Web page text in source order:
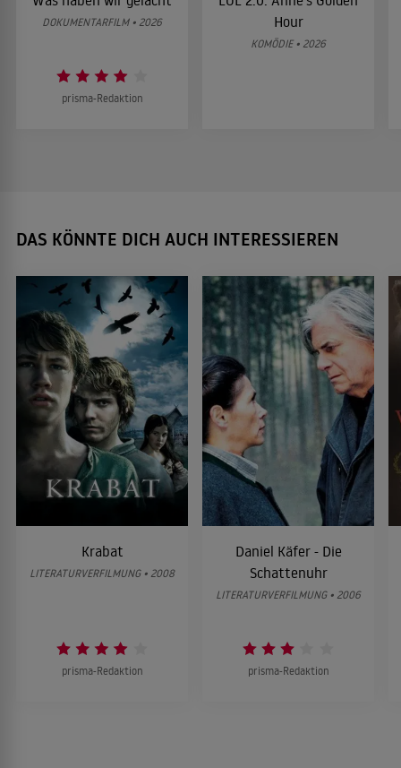
DOKUMENTARFILM • 2026
prisma-Redaktion
Hour
KOMÖDIE • 2026
DAS KÖNNTE DICH AUCH INTERESSIEREN
Krabat
LITERATURVERFILMUNG • 2008
prisma-Redaktion
Daniel Käfer - Die
Schattenuhr
LITERATURVERFILMUNG • 2006
prisma-Redaktion